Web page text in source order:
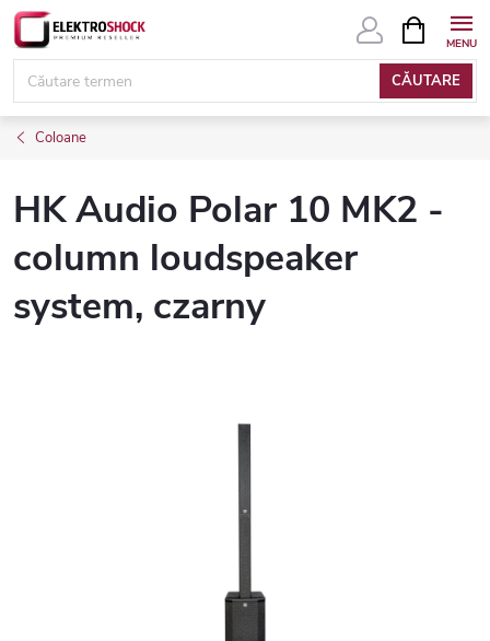
Treci
conținut
CĂUTARE
COŞ
DE
Coloane
HK Audio Polar 10 MK2 -
column loudspeaker
system, czarny